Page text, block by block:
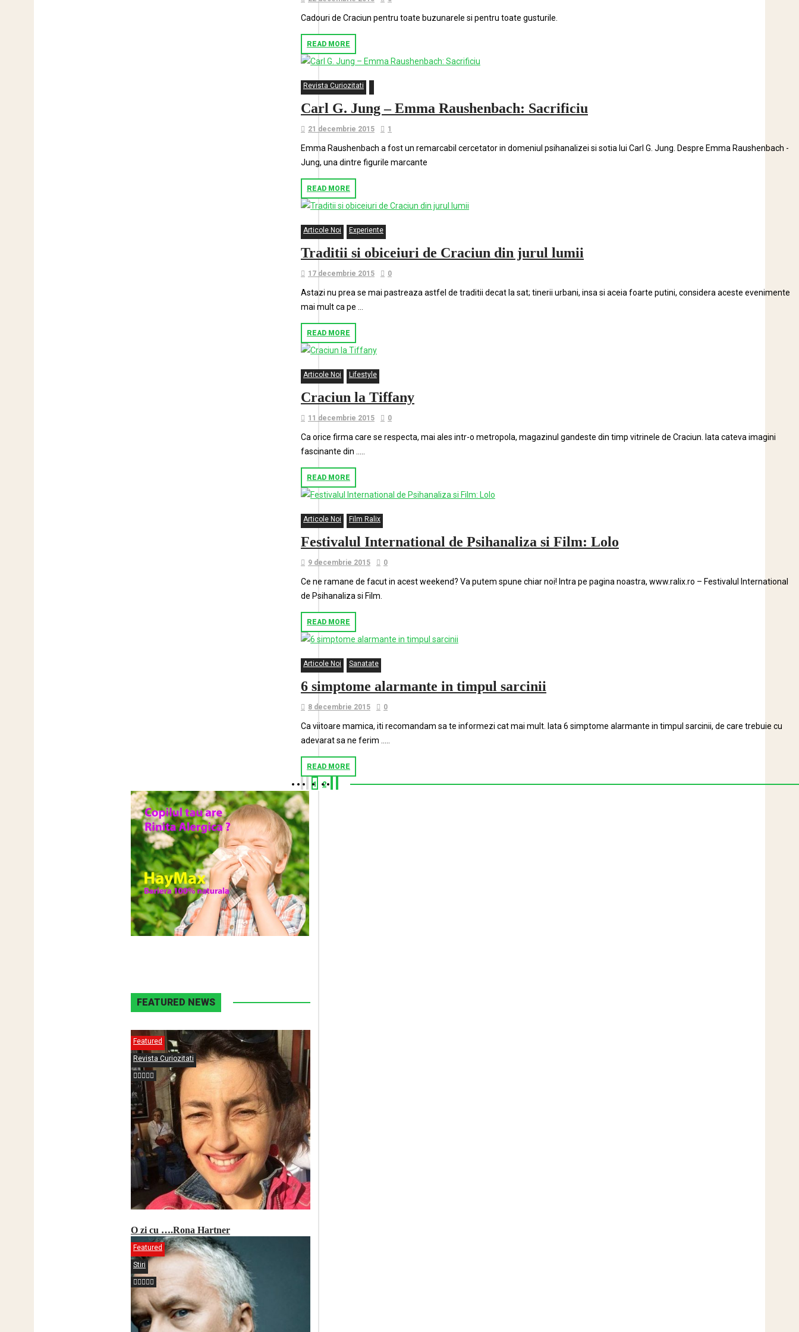
Cadouri de Craciun pentru toate buzunarele si pentru toate gusturile.
READ MORE
Revista Curiozitati
Carl G. Jung – Emma Raushenbach: Sacrificiu
21 decembrie 2015 1
Emma Raushenbach a fost un remarcabil cercetator in domeniul psihanalizei si sotia lui Carl G. Jung. Despre Emma Raushenbach -
Jung, una dintre figurile marcante
READ MORE
Articole Noi Experiente
Traditii si obiceiuri de Craciun din jurul lumii
17 decembrie 2015 0
Astazi nu prea se mai pastreaza astfel de traditii decat la sat; tinerii urbani, insa si aceia foarte putini, considera aceste evenimente
mai mult ca pe …
READ MORE
Articole Noi Lifestyle
Craciun la Tiffany
11 decembrie 2015 0
Ca orice firma care se respecta, mai ales intr-o metropola, magazinul gandeste din timp vitrinele de Craciun. Iata cateva imagini
fascinante din …..
READ MORE
Articole Noi Film Ralix
Festivalul International de Psihanaliza si Film: Lolo
9 decembrie 2015 0
Ce ne ramane de facut in acest weekend? Va putem spune chiar noi! Intra pe pagina noastra, www.ralix.ro – Festivalul International
de Psihanaliza si Film.
READ MORE
Articole Noi Sanatate
6 simptome alarmante in timpul sarcinii
8 decembrie 2015 0
Ca viitoare mamica, iti recomandam sa te informezi cat mai mult. Iata 6 simptome alarmante in timpul sarcinii, de care trebuie cu
adevarat sa ne ferim …..
READ MORE
1 2
FEATURED NEWS
Featured
Revista Curiozitati
O zi cu ….Rona Hartner
Featured
Stiri